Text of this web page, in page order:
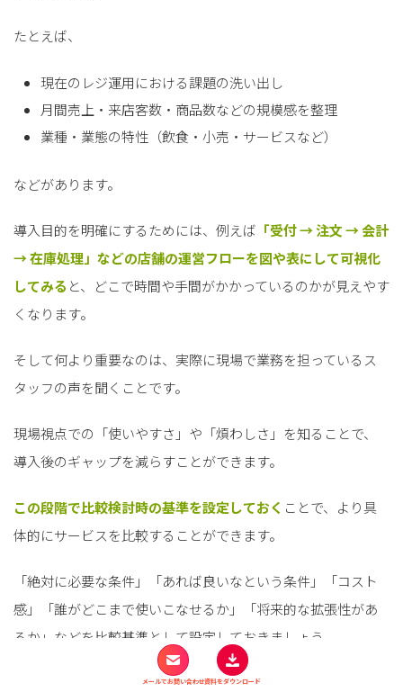
たとえば、
現在のレジ運用における課題の洗い出し
月間売上・来店客数・商品数などの規模感を整理
業種・業態の特性（飲食・小売・サービスなど）
などがあります。
導入目的を明確にするためには、例えば 「受付 → 注文 → 会計
→ 在庫処理」などの店舗の運営フローを図や表にして可視化
してみる と、どこで時間や手間がかかっているのかが見えやす
くなります。
そして何より重要なのは、実際に現場で業務を担っているス
タッフの声を聞くことです。
現場視点での「使いやすさ」や「煩わしさ」を知ることで、
導入後のギャップを減らすことができます。
この段階で比較検討時の基準を設定しておく ことで、より具
体的にサービスを比較することができます。
「絶対に必要な条件」「あれば良いなという条件」「コスト
感」「誰がどこまで使いこなせるか」「将来的な拡張性があ
るか」などを比較基準として設定しておきましょう。
STEP2：導入候補を比較検討する
メールでお問い合わせ資料をダウンロード